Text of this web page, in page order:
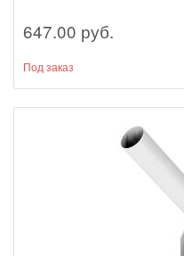
647.00 руб.
Под заказ